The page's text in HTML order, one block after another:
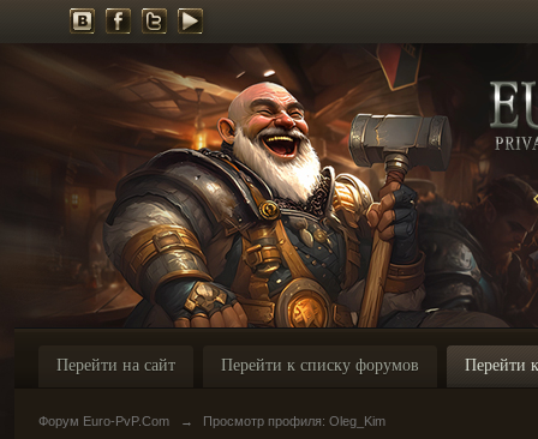
Перейти на сайт Перейти к списку форумов Перейти
Форум Euro-PvP.Com → Просмотр профиля: Oleg_Kim